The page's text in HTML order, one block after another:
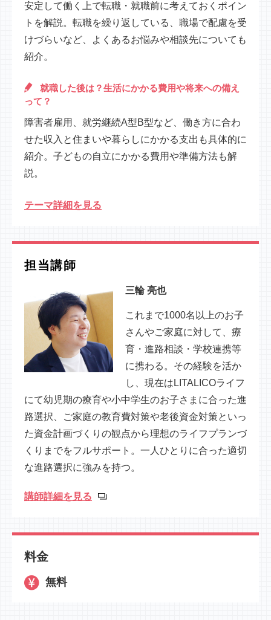
安定して働く上で転職・就職前に考えておくポイン
トを解説。転職を繰り返している、職場で配慮を受
けづらいなど、よくあるお悩みや相談先についても
紹介。
就職した後は？生活にかかる費用や将来への備え
って？
障害者雇用、就労継続A型B型など、働き方に合わ
せた収入と住まいや暮らしにかかる支出も具体的に
紹介。子どもの自立にかかる費用や準備方法も解
説。
テーマ詳細を見る
担当講師
三輪 亮也
これまで1000名以上のお子
さんやご家庭に対して、療
育・進路相談・学校連携等
に携わる。その経験を活か
し、現在はLITALICOライフ
にて幼児期の療育や小中学生のお子さまに合った進
路選択、ご家庭の教育費対策や老後資金対策といっ
た資金計画づくりの観点から理想のライフプランづ
くりまでをフルサポート。一人ひとりに合った適切
な進路選択に強みを持つ。
講師詳細を見る
料金
無料